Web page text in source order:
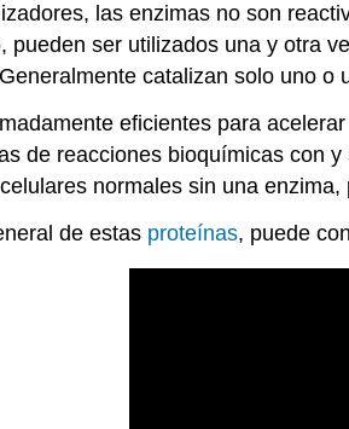
las enzimas no son
pueden ser utilizados una y otra
catalizan solo uno o
eficientes para
de reacciones bioquímicas con
normales sin una
de estas proteínas, puede